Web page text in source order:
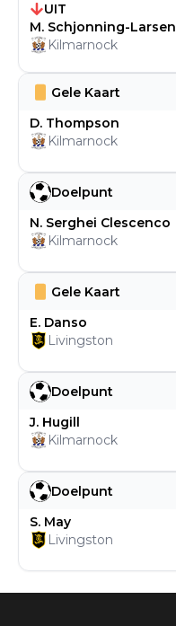
Doelpunt
S. May
Livingston
Doelpunt
J. Hugill
Kilmarnock
Gele Kaart
E. Danso
Livingston
Doelpunt
N. Serghei Clescenco
Kilmarnock
Gele Kaart
D. Thompson
Kilmarnock
UIT
M. Schjonning-Larsen
Kilmarnock